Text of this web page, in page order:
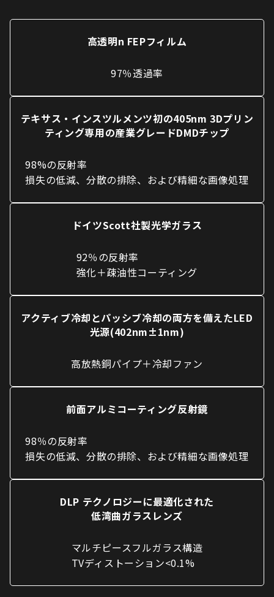
高透明n FEPフィルム
97％透過率
テキサス・インスツルメンツ初の405nm 3Dプリン
ティング専用の産業グレードDMDチップ
98%の反射率
損失の低減、分散の排除、および精細な画像処理
ドイツScott社製光学ガラス
92％の反射率
強化＋疎油性コーティング
アクティブ冷却とパッシブ冷却の両方を備えたLED
光源(402nm±1nm)
高放熱銅パイプ＋冷却ファン
前面アルミコーティング反射鏡
98％の反射率
損失の低減、分散の排除、および精細な画像処理
DLP テクノロジーに最適化された
低湾曲ガラスレンズ
マルチピースフルガラス構造
TVディストーション<0.1%